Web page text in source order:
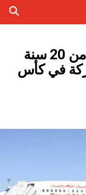
المنتخب الوطني لأقل من 20 سنة
في كأس